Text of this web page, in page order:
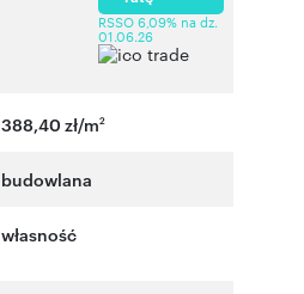
RSSO 6,09% na dz.
01.06.26
388,40 zł/m2
budowlana
własność